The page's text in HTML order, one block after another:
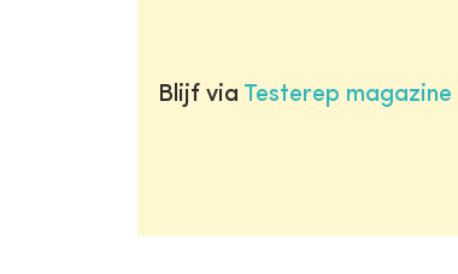
Blijf via Testerep magazine